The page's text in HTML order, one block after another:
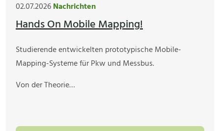
02.07.2026Nachrichten
Hands On Mobile Mapping!
Studierende entwickelten prototypische Mobile-
Mapping-Systeme für Pkw und Messbus.
Von der Theorie…